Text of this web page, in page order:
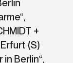
+
(S)
Berlin“,